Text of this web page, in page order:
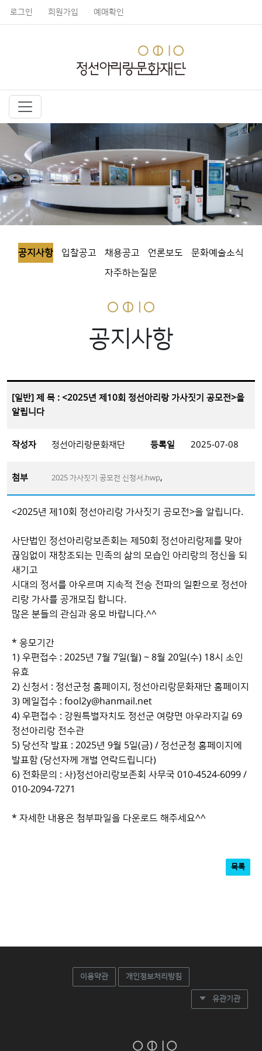
로그인 회원가입 예매확인
공지사항 입찰공고 채용공고 언론보도
문화예술소식
자주하는질문
공지사항
[일반] 제 목 : <2025년 제10회 정선아리랑 가사짓기 공모전>을
알립니다
작성자 정선아리랑문화재단 등록일 2025-07-08
첨부 2025 가사짓기 공모전 신청서.hwp,
<2025년 제10회 정선아리랑 가사짓기 공모전>을 알립니다.
사단법인 정선아리랑보존회는 제50회 정선아리랑제를 맞아
끊임없이 재창조되는 민족의 삶의 모습인 아리랑의 정신을 되
새기고
시대의 정서를 아우르며 지속적 전승 전파의 일환으로 정선아
리랑 가사를 공개모집 합니다.
많은 분들의 관심과 응모 바랍니다.^^
* 응모기간
1) 우편접수 : 2025년 7월 7일(월) ~ 8월 20일(수) 18시 소인
유효
2) 신청서 : 정선군청 홈페이지, 정선아리랑문화재단 홈페이지
3) 메일접수 : fool2y@hanmail.net
4) 우편접수 : 강원특별자치도 정선군 여량면 아우라지길 69
정선아리랑 전수관
5) 당선작 발표 : 2025년 9월 5일(금) / 정선군청 홈페이지에
발표함 (당선자께 개별 연락드립니다)
6) 전화문의 : 사)정선아리랑보존회 사무국 010-4524-6099 /
010-2094-7271
* 자세한 내용은 첨부파일을 다운로드 해주세요^^
목록
이용약관 개인정보처리방침
유관기관